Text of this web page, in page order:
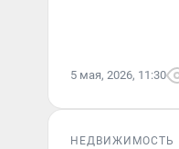
5 мая, 2026, 11:30
НЕДВИЖИМОСТЬ